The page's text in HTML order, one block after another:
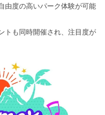
由度の高いパーク体験が可能
トも同時開催され、注目度が